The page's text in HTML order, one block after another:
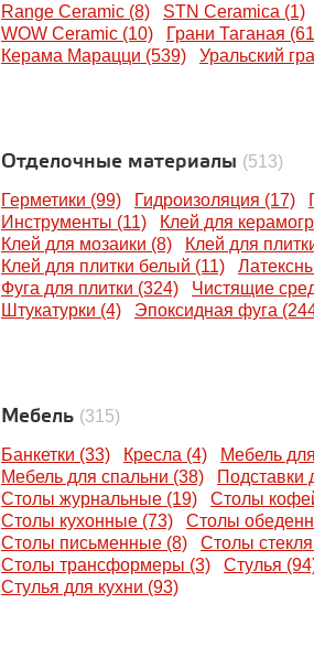
Range Ceramic (8)
STN Ceramica (1)
WOW Ceramic (10)
Грани Таганая
Керама Марацци (539)
Уральский
Отделочные материалы (513)
Герметики (99) Гидроизоляция (17)
Инструменты (11)
Клей для
Клей для мозаики (8)
Клей для
Клей для плитки белый (11)
Фуга для плитки (324)
Чистящие
Штукатурки (4)
Эпоксидная фуга
Мебель (315)
Банкетки (33) Кресла (4)
Мебель
Мебель для спальни (38)
Подставки
Столы журнальные (19)
Столы
Столы кухонные (73)
Столы
Столы письменные (8)
Столы
Столы трансформеры (3)
Стулья
Стулья для кухни (93)